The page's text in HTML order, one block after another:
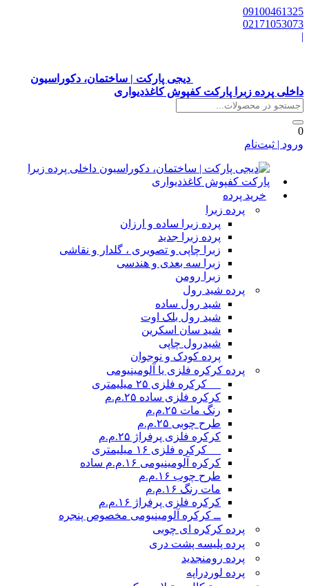
دیجی پارکت | ساختمان، دکوراسیون
پرده زبرا پارکت کفپوش کاغذدیواری
| ثبت‌نام
خرید پرده
پرده زبرا
پرده زبرا ساده و ارزان
پرده زبرا جدید
زبرا چاپی و تصویری ، گلدار و نقاشی
زبرا سه بعدی و هندسی
زبرا رومن
پرده شید رول
شید رول ساده
شید رول بلک اوت
شید سان اسکرین
شیدرول چاپی
پرده کودک و نوجوان
پرده کرکره فلزی یا آلومینیومی
__ کرکره فلزی ۲۵ میلیمتری
کرکره فلزی ساده ۲۵.م.م
رنگ مات ۲۵.م.م
طرح چوبی ۲۵.م.م
کرکره فلزی پرفراژ ۲۵.م.م
__ کرکره فلزی ۱۶ میلیمتری
کرکره آلومینیومی ۱۶.م.م ساده
طرح چوب ۱۶.م.م
مات رنگ ۱۶.م.م
کرکره فلزی پرفراژ ۱۶.م.م
ــ کرکره آلومینیومی مخصوص پنجره
پرده کرکره ای چوبی
پرده پلیسه پشت دری
پرده رومنجدید
پرده لوردراپه